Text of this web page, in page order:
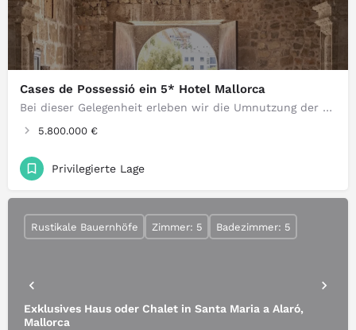
Cases de Possessió ein 5* Hotel Mallorca
Bei dieser Gelegenheit erleben wir die Umnutzung der Possession Houses zu einem Fünf-Sterne-Stadthotel…
5.800.000 €
Privilegierte Lage
Exklusives Haus oder Chalet in Santa Maria a Alaró,
Mallorca
Rustikale Bauernhöfe Zimmer: 5 Badezimmer: 5